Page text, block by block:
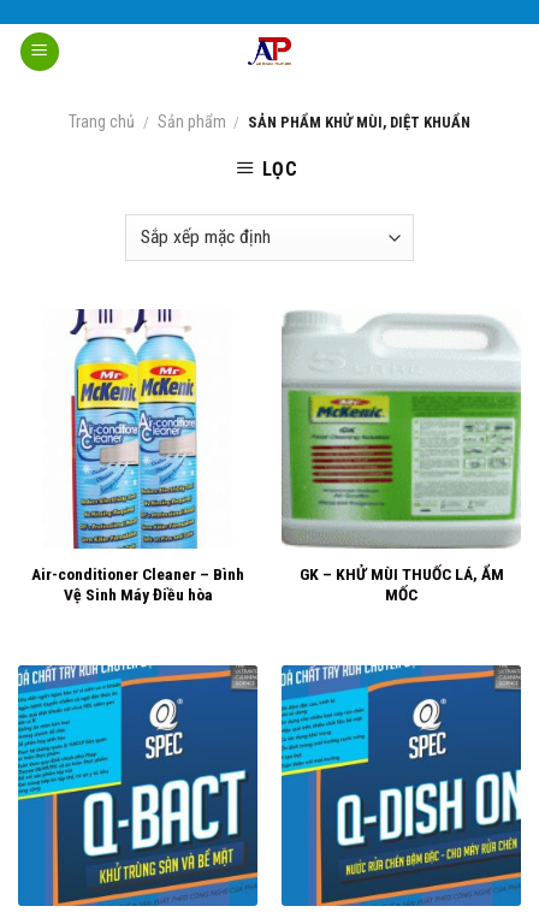
content
Trang chủ / Sản phẩm / SẢN PHẨM KHỬ MÙI, DIỆT KHUẨN
LỌC
Air-conditioner Cleaner – Bình
Vệ Sinh Máy Điều hòa
GK – KHỬ MÙI THUỐC LÁ, ẨM
MỐC